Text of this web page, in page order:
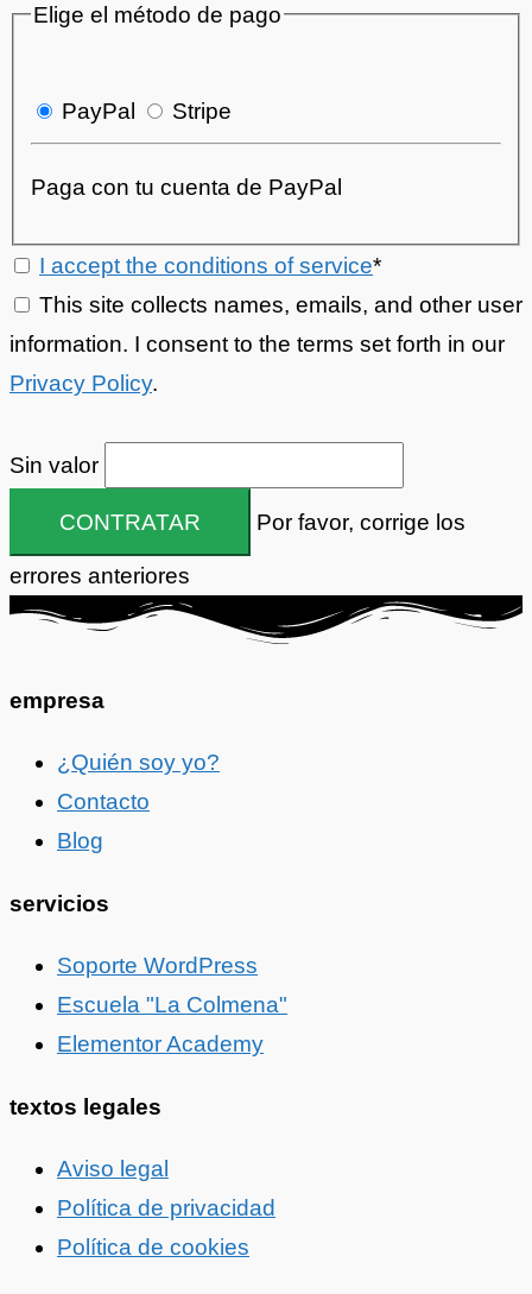
Elige el método de pago
PayPal Stripe
Paga con tu cuenta de PayPal
I accept the conditions of service*
This site collects names, emails, and other user
information. I consent to the terms set forth in our
Privacy Policy.
Sin valor
Por favor, corrige los
errores anteriores
empresa
¿Quién soy yo?
Contacto
Blog
servicios
Soporte WordPress
Escuela "La Colmena"
Elementor Academy
textos legales
Aviso legal
Política de privacidad
Política de cookies